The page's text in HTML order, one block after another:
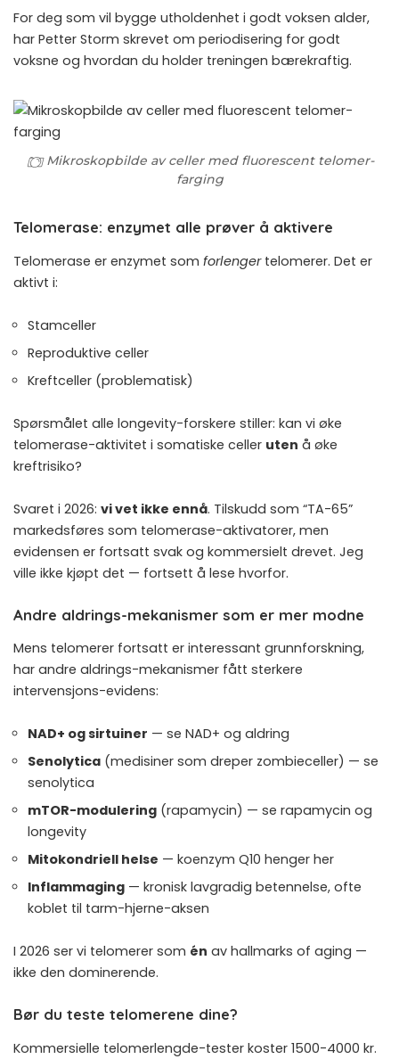
For deg som vil bygge utholdenhet i godt voksen alder,
har Petter Storm skrevet om periodisering for godt
voksne og hvordan du holder treningen bærekraftig.
Mikroskopbilde av celler med fluorescent telomer-
farging
Telomerase: enzymet alle prøver å aktivere
Telomerase er enzymet som forlengertelomerer. Det er
aktivt i:
Stamceller
Reproduktive celler
Kreftceller (problematisk)
Spørsmålet alle longevity-forskere stiller: kan vi øke
telomerase-aktivitet i somatiske celler uten å øke
kreftrisiko?
Svaret i 2026: vi vet ikke ennå. Tilskudd som “TA-65”
markedsføres som telomerase-aktivatorer, men
evidensen er fortsatt svak og kommersielt drevet. Jeg
ville ikke kjøpt det — fortsett å lese hvorfor.
Andre aldrings-mekanismer som er mer modne
Mens telomerer fortsatt er interessant grunnforskning,
har andre aldrings-mekanismer fått sterkere
intervensjons-evidens:
NAD+ og sirtuiner — se NAD+ og aldring
Senolytica (medisiner som dreper zombieceller) — se
senolytica
mTOR-modulering (rapamycin) — se rapamycin og
longevity
Mitokondriell helse — koenzym Q10 henger her
Inflammaging — kronisk lavgradig betennelse, ofte
koblet til tarm-hjerne-aksen
I 2026 ser vi telomerer som én av hallmarks of aging —
ikke den dominerende.
Bør du teste telomerene dine?
Kommersielle telomerlengde-tester koster 1500-4000 kr.